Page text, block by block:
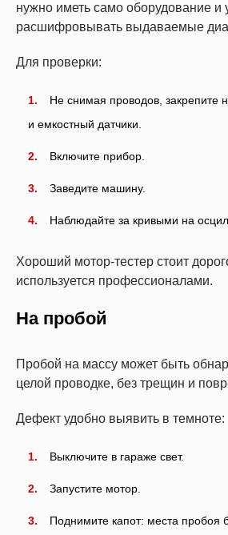
нужно иметь само оборудование и
расшифровывать выдаваемые
Для проверки:
Не снимая проводов, закрепите
и емкостный датчики.
Включите прибор.
Заведите машину.
Наблюдайте за кривыми на
Хороший мотор-тестер стоит
используется профессионалами.
На пробой
Пробой на массу может быть
целой проводке, без трещин и
Дефект удобно выявить в темноте:
Выключите в гараже свет.
Запустите мотор.
Поднимите капот: места пробоя